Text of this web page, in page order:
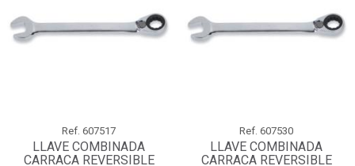
Ref. 607517
LLAVE COMBINADA
CARRACA REVERSIBLE
Ref. 607530
LLAVE COMBINADA
CARRACA REVERSIBLE